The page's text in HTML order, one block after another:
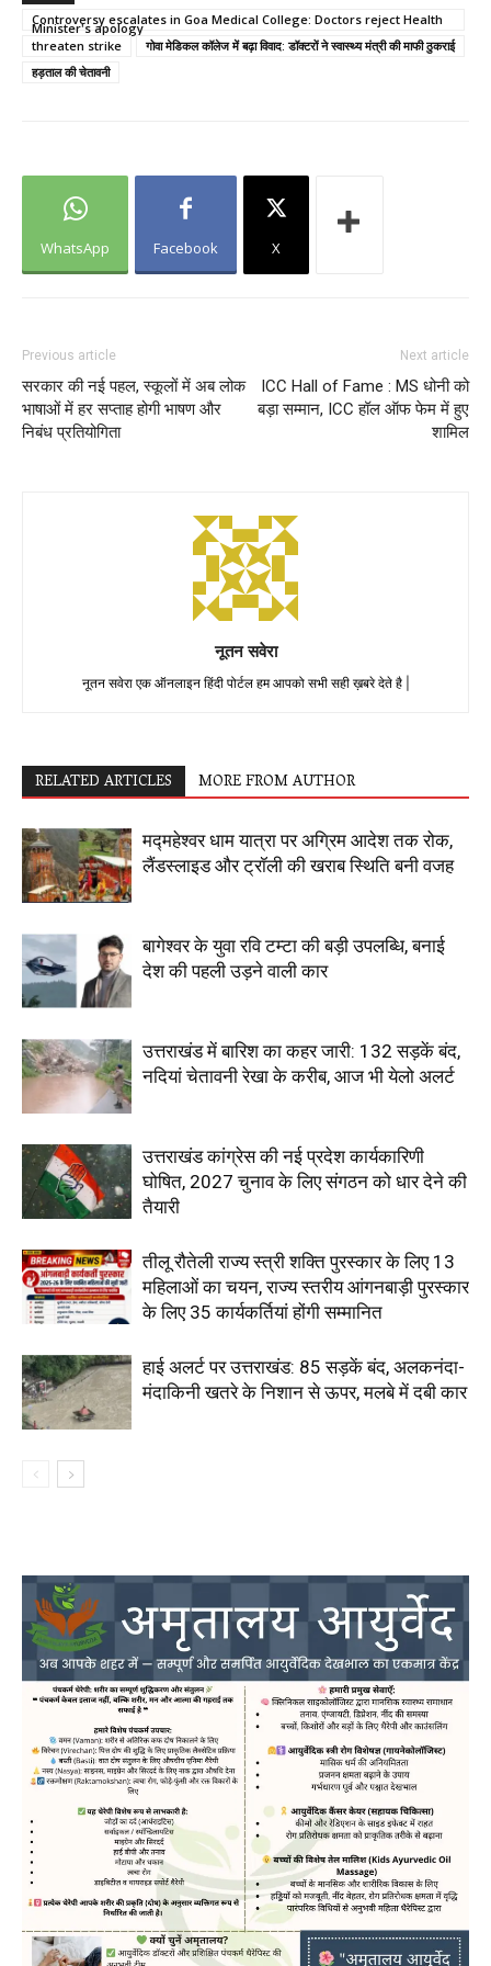
Controversy escalates in Goa Medical College: Doctors reject Health
Minister's apology
threaten strike
गोवा मेडिकल कॉलेज में बढ़ा विवाद: डॉक्टरों ने स्वास्थ्य मंत्री की माफी ठुकराई
हड़ताल की चेतावनी
WhatsApp Facebook X
Previous article
सरकार की नई पहल, स्कूलों में अब लोक
भाषाओं में हर सप्ताह होगी भाषण और
निबंध प्रतियोगिता
Next article
ICC Hall of Fame : MS धोनी को
बड़ा सम्मान, ICC हॉल ऑफ फेम में हुए
शामिल
नूतन सवेरा
नूतन सवेरा एक ऑनलाइन हिंदी पोर्टल हम आपको सभी सही ख़बरे देते है |
RELATED ARTICLES MORE FROM AUTHOR
मद्महेश्वर धाम यात्रा पर अग्रिम आदेश तक रोक,
लैंडस्लाइड और ट्रॉली की खराब स्थिति बनी वजह
बागेश्वर के युवा रवि टम्टा की बड़ी उपलब्धि, बनाई
देश की पहली उड़ने वाली कार
उत्तराखंड में बारिश का कहर जारी: 132 सड़कें बंद,
नदियां चेतावनी रेखा के करीब, आज भी येलो अलर्ट
उत्तराखंड कांग्रेस की नई प्रदेश कार्यकारिणी
घोषित, 2027 चुनाव के लिए संगठन को धार देने की
तैयारी
तीलू रौतेली राज्य स्त्री शक्ति पुरस्कार के लिए 13
महिलाओं का चयन, राज्य स्तरीय आंगनबाड़ी पुरस्कार
के लिए 35 कार्यकर्तियां होंगी सम्मानित
हाई अलर्ट पर उत्तराखंड: 85 सड़कें बंद, अलकनंदा-
मंदाकिनी खतरे के निशान से ऊपर, मलबे में दबी कार